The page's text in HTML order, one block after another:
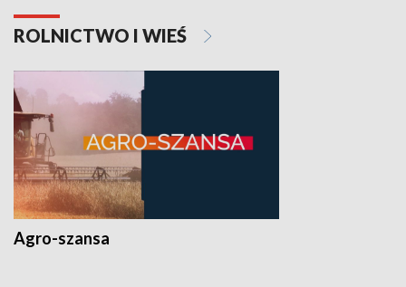
ROLNICTWO I WIEŚ
Agro-szansa